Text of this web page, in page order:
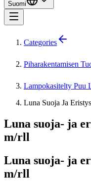
Suomi
Categories
Piharakentamisen
Lampokasitelty Puu
Luna Suoja Ja
Luna suoja- ja
m/rll
Luna suoja- ja
m/rll